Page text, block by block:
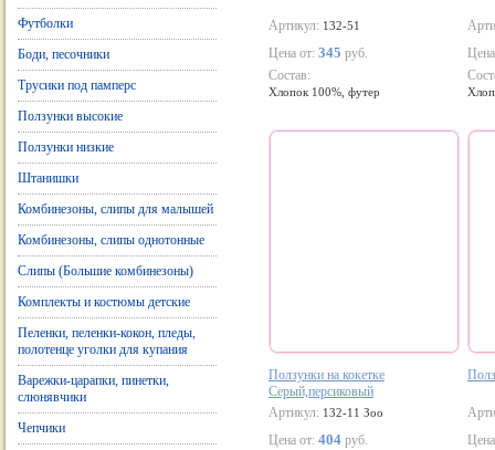
Футболки
Боди, песочники
Трусики под памперс
Ползунки высокие
Ползунки низкие
Штанишки
Комбинезоны, слипы для малышей
Комбинезоны, слипы однотонные
Слипы (Большие комбинезоны)
Комплекты и костюмы детские
Пеленки, пеленки-кокон, пледы,
полотенце уголки для купания
Варежки-царапки, пинетки,
слюнявчики
Чепчики
Артикул: 132-51
Цена от: 345 руб.
Состав:
Хлопок 100%, футер
Ползунки на кокетке
Серый,персиковый
Артикул: 132-11 Зоо
Цена от: 404 руб.